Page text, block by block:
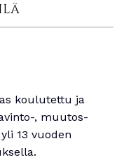
koulutettu ja
, muutos-
13 vuoden